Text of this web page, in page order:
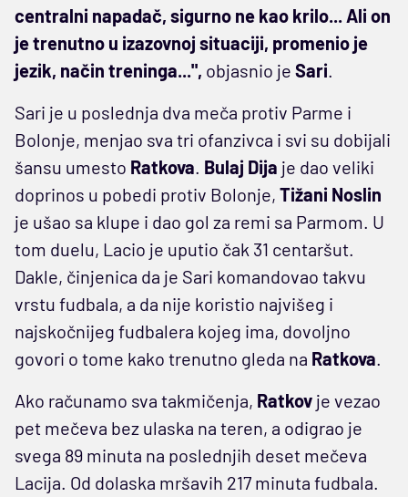
centralni napadač, sigurno ne kao krilo... Ali on
je trenutno u izazovnoj situaciji, promenio je
jezik, način treninga...", objasnio je Sari.
Sari je u poslednja dva meča protiv Parme i
Bolonje, menjao sva tri ofanzivca i svi su dobijali
šansu umesto Ratkova. Bulaj Dija je dao veliki
doprinos u pobedi protiv Bolonje, Tižani Noslin
je ušao sa klupe i dao gol za remi sa Parmom. U
tom duelu, Lacio je uputio čak 31 centaršut.
Dakle, činjenica da je Sari komandovao takvu
vrstu fudbala, a da nije koristio najvišeg i
najskočnijeg fudbalera kojeg ima, dovoljno
govori o tome kako trenutno gleda na Ratkova.
Ako računamo sva takmičenja, Ratkov je vezao
pet mečeva bez ulaska na teren, a odigrao je
svega 89 minuta na poslednjih deset mečeva
Lacija. Od dolaska mršavih 217 minuta fudbala.